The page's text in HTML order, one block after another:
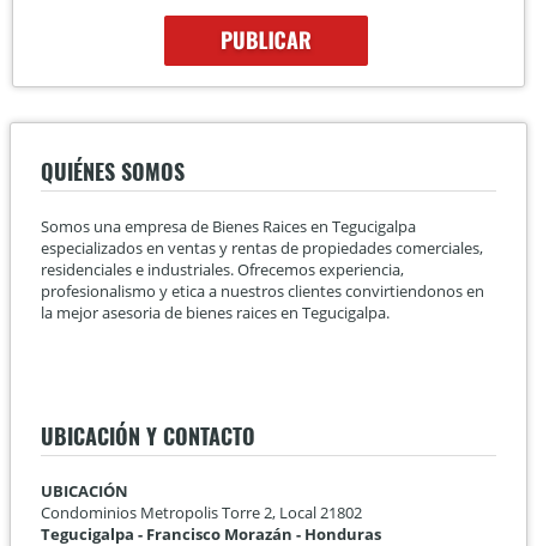
QUIÉNES SOMOS
Somos una empresa de Bienes Raices en Tegucigalpa
especializados en ventas y rentas de propiedades comerciales,
residenciales e industriales. Ofrecemos experiencia,
profesionalismo y etica a nuestros clientes convirtiendonos en
la mejor asesoria de bienes raices en Tegucigalpa.
UBICACIÓN Y CONTACTO
UBICACIÓN
Condominios Metropolis Torre 2, Local 21802
Tegucigalpa - Francisco Morazán - Honduras